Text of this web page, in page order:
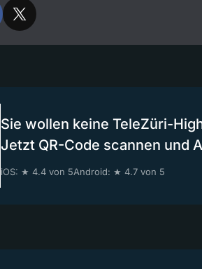
Sie wollen keine TeleZüri-
Jetzt QR-Code scannen und
iOS: ★ 4.4 von 5Android: ★ 4.7 von 5